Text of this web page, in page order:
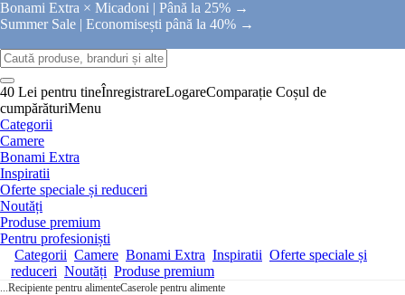
Bonami Extra × Micadoni | Până la 25% →
Summer Sale | Economisești până la 40% →
40 Lei pentru tineÎnregistrareLogareComparație Coșul de
cumpărăturiMenu
Categorii
Camere
Bonami Extra
Inspiratii
Oferte speciale și reduceri
Noutăți
Produse premium
Pentru profesioniști
Categorii Camere Bonami Extra Inspiratii Oferte speciale și
reduceri Noutăți Produse premium
...Recipiente pentru alimenteCaserole pentru alimente